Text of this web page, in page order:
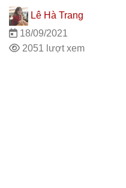
Lê Hà Trang
18/09/2021
2051 lượt xem